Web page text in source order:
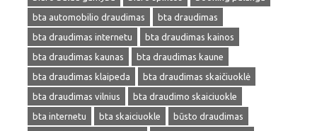
bta automobilio draudimas
bta draudimas
bta draudimas internetu
bta draudimas kainos
bta draudimas kaunas
bta draudimas kaune
bta draudimas klaipeda
bta draudimas skaičiuoklė
bta draudimas vilnius
bta draudimo skaiciuokle
bta internetu
bta skaiciuokle
būsto draudimas